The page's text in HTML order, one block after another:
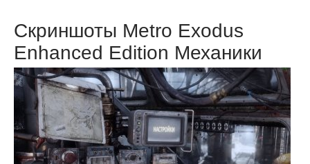
Скриншоты Metro Exodus
Enhanced Edition Механики